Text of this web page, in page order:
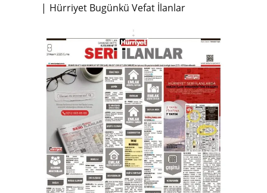
Hürriyet Bugünkü Vefat İlanlar